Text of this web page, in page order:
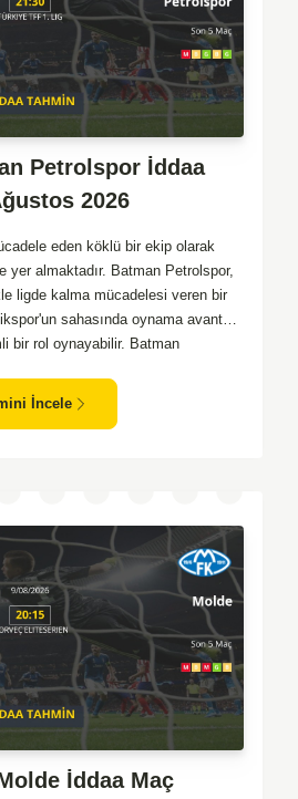
Petrolspor İddaa
2026
eden köklü bir ekip olarak
yer almaktadır. Batman Petrolspor,
ligde kalma mücadelesi veren bir
sahasında oynama avantajı
bir rol oynayabilir. Batman
maçın kontrolünü
Takımların mevcut form
İncele
İddaa Maç